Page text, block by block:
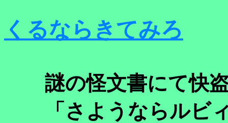
くるならきてみろ
謎の怪文書にて快盗
「さようならルビィ